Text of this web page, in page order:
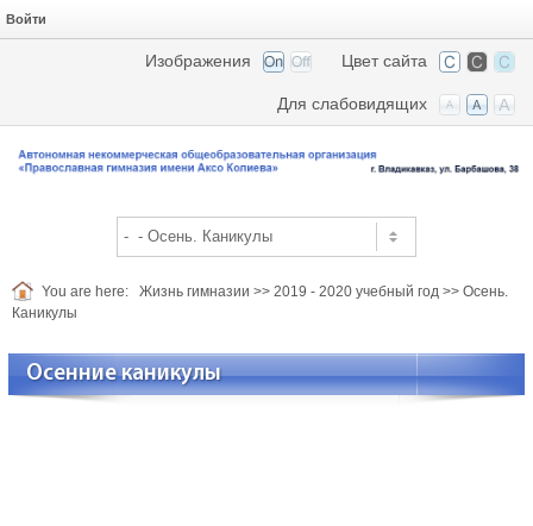
Войти
Цвет сайта
Изображения
Для слабовидящих
You are here: Жизнь гимназии >> 2019 - 2020 учебный год >> Осень.
Каникулы
Осенние каникулы